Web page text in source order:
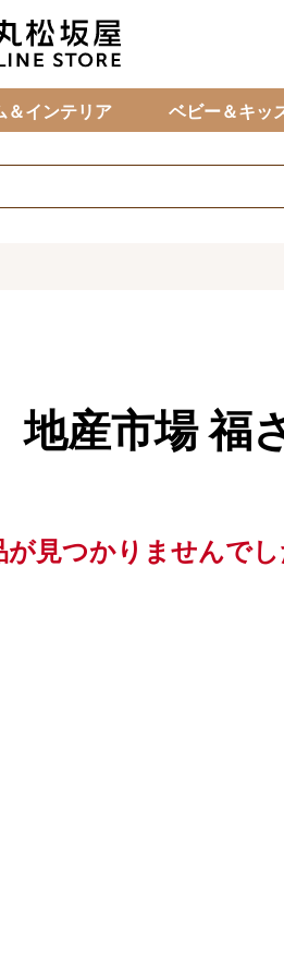
カ
＆インテリア ベビー＆キッ
地産市場 福
が見つかりませんで